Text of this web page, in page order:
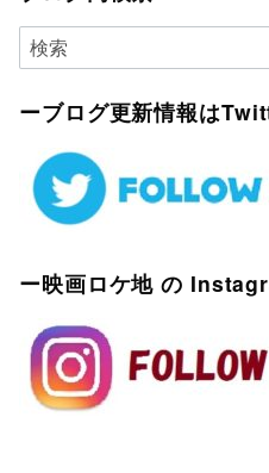
ーブログ更新情報は
ー映画ロケ地 の